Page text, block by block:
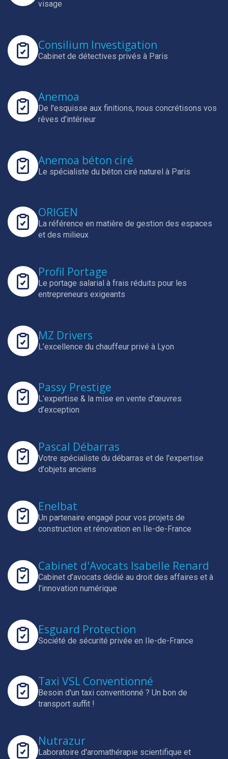
visage
Consilium Investigation
Cabinet de détectives privés à Paris
Anemoa
De l'esquisse aux finitions, nous concrétisons vos
rêves d'intérieur
Anemoa béton ciré
Le spécialiste du béton ciré naturel à Paris
ORIGEN
La référence en matière de gestion des espaces
et des milieux
Profil Portage
Le portage salarial à frais réduits pour les
entrepreneurs exigeants
MZ Drivers
L’excellence du chauffeur privé à Lyon
Passy Prestige
L’expertise & la mise en vente d'œuvres
d’exception
Pascal Débarras
Votre spécialiste du débarras et de l'expertise
d'objets anciens
Enelbat
Un partenaire engagé pour vos projets de
construction et rénovation en Ile-de-France
Cabinet d'Avocats Isabelle Renard
Cabinet d’avocats dédié au droit des affaires et à
l’innovation numérique
Esguard Protection
Société de sécurité privée en Ile-de-France
Taxi VSL Conventionné
Besoin d'un taxi conventionné ? Un bon de
transport suffit !
Nutrazur
Laboratoire d'aromathérapie scientifique et